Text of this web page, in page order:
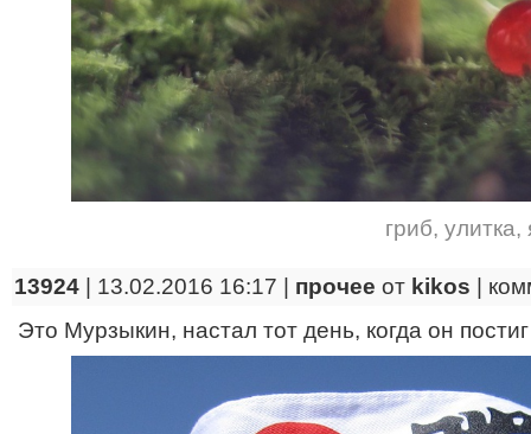
гриб, улитка,
13924 | 13.02.2016 16:17 | прочее от kikos
Это Мурзыкин, настал тот день, когда он